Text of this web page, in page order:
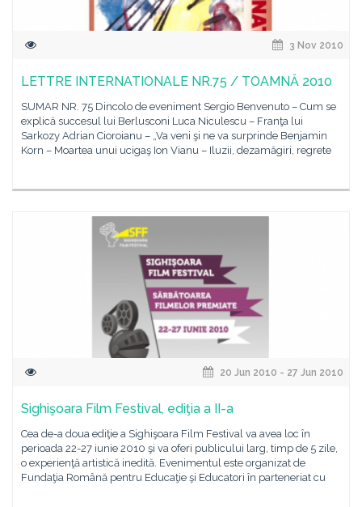
3 Nov 2010
LETTRE INTERNATIONALE NR.75 / TOAMNĂ 2010
SUMAR NR. 75 Dincolo de eveniment Sergio Benvenuto – Cum se
explică succesul lui Berlusconi Luca Niculescu – Franţa lui
Sarkozy Adrian Cioroianu – „Va veni şi ne va surprinde Benjamin
Korn – Moartea unui ucigaş Ion Vianu – Iluzii, dezamăgiri, regrete
20 Jun 2010 - 27 Jun 2010
Sighişoara Film Festival, ediţia a II-a
Cea de-a doua ediţie a Sighişoara Film Festival va avea loc în
perioada 22-27 iunie 2010 şi va oferi publicului larg, timp de 5 zile,
o experienţă artistică inedită. Evenimentul este organizat de
Fundaţia Română pentru Educaţie şi Educatori în parteneriat cu